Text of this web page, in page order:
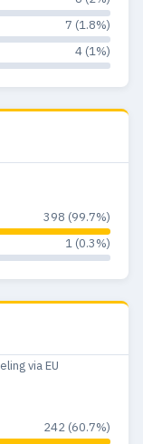
7 (1.8%)
4 (1%)
398 (99.7%)
1 (0.3%)
via EU
242 (60.7%)